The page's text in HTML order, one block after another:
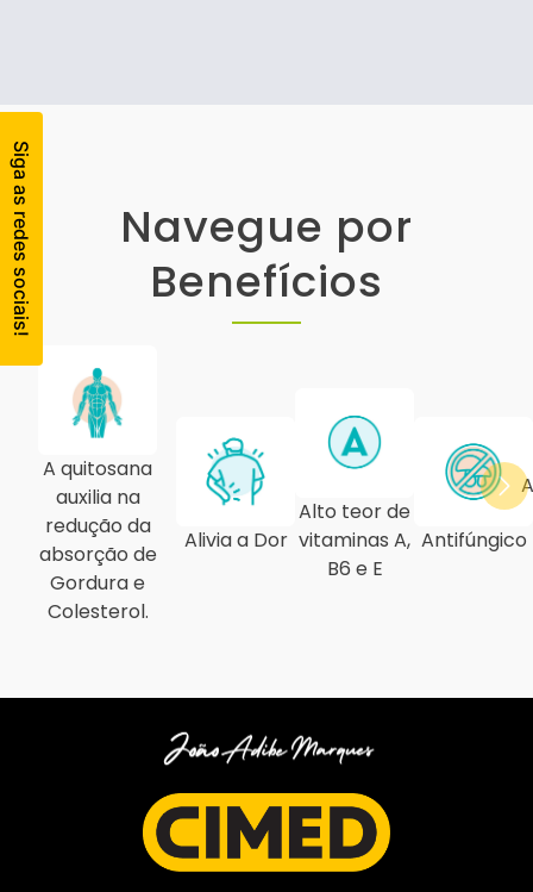
Navegue por
Benefícios
A quitosana
auxilia na
redução da
absorção de
Gordura e
Colesterol.
Alivia a Dor
Alto teor de
vitaminas A,
B6 e E
Antifúngico